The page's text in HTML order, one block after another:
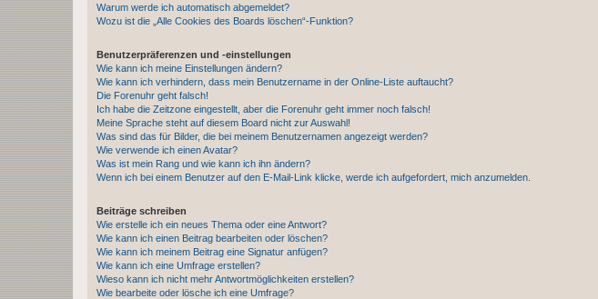
Warum werde ich automatisch abgemeldet?
Wozu ist die „Alle Cookies des Boards löschen“-Funktion?
Benutzerpräferenzen und -einstellungen
Wie kann ich meine Einstellungen ändern?
Wie kann ich verhindern, dass mein Benutzername in der Online-Liste auftaucht?
Die Forenuhr geht falsch!
Ich habe die Zeitzone eingestellt, aber die Forenuhr geht immer noch falsch!
Meine Sprache steht auf diesem Board nicht zur Auswahl!
Was sind das für Bilder, die bei meinem Benutzernamen angezeigt werden?
Wie verwende ich einen Avatar?
Was ist mein Rang und wie kann ich ihn ändern?
Wenn ich bei einem Benutzer auf den E-Mail-Link klicke, werde ich aufgefordert, mich anzumelden.
Beiträge schreiben
Wie erstelle ich ein neues Thema oder eine Antwort?
Wie kann ich einen Beitrag bearbeiten oder löschen?
Wie kann ich meinem Beitrag eine Signatur anfügen?
Wie kann ich eine Umfrage erstellen?
Wieso kann ich nicht mehr Antwortmöglichkeiten erstellen?
Wie bearbeite oder lösche ich eine Umfrage?